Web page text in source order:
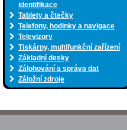
identifikace
Tablety a čtečky
Telefony, hodinky a navigace
Televizory
Tiskárny, multifunkční zařízení
Základní desky
Zálohování a správa dat
Záložní zdroje